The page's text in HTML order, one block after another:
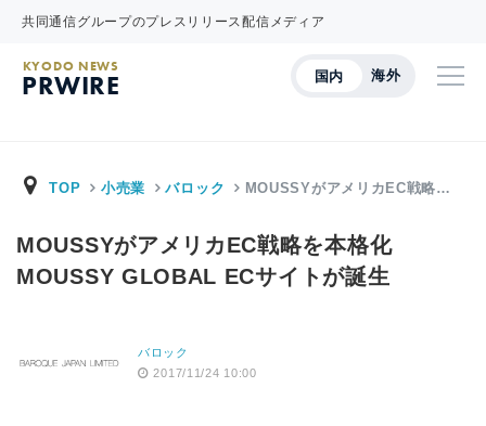
共同通信グループのプレスリリース配信メディア
国内 海外
KYODO NEWS
PRWIRE
TOP 小売業 バロック MOUSSYがアメリカEC戦略…
MOUSSYがアメリカEC戦略を本格化
MOUSSY GLOBAL ECサイトが誕生
バロック
2017/11/24 10:00